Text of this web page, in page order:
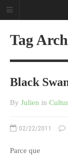
Tag
Black
By Julien in
02/22/2011
Parce que